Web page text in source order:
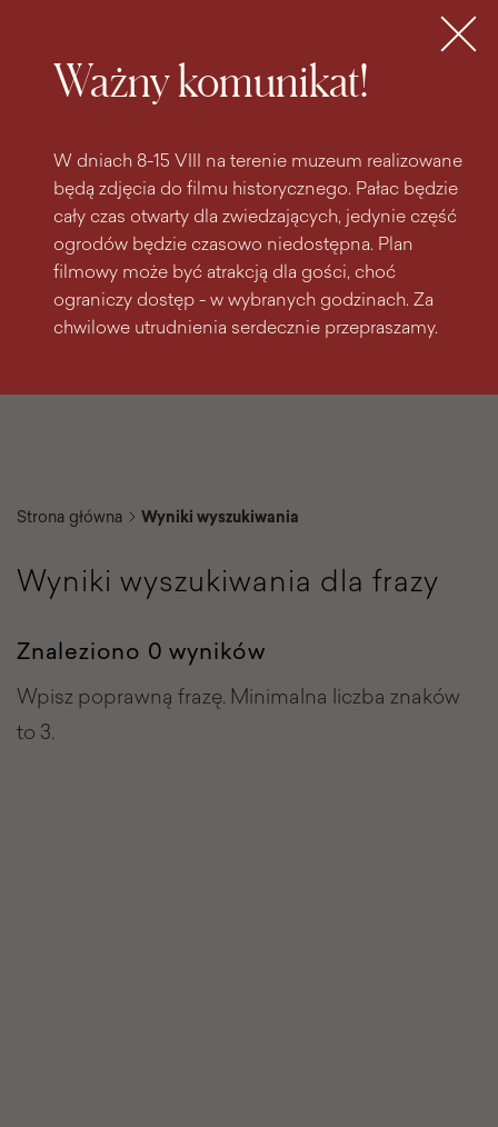
Ważny komunikat!
W dniach 8-15 VIII na terenie muzeum realizowane
będą zdjęcia do filmu historycznego. Pałac będzie
cały czas otwarty dla zwiedzających, jedynie część
ogrodów będzie czasowo niedostępna. Plan
filmowy może być atrakcją dla gości, choć
ograniczy dostęp - w wybranych godzinach. Za
chwilowe utrudnienia serdecznie przepraszamy.
MENU
Strona główna Wyniki wyszukiwania
Wyniki wyszukiwania dla frazy
Znaleziono 0 wyników
Wpisz poprawną frazę. Minimalna liczba znaków
to 3.